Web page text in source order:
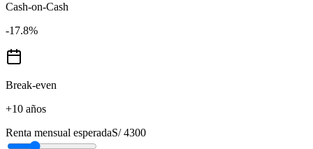
Cash-on-Cash
-17.8%
Break-even
+10 años
Renta mensual esperadaS/ 4300